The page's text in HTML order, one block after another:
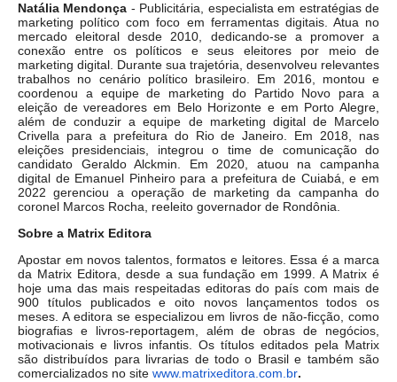
Natália Mendonça - Publicitária, especialista em estratégias de
marketing político com foco em ferramentas digitais. Atua no
mercado eleitoral desde 2010, dedicando-se a promover a
conexão entre os políticos e seus eleitores por meio de
marketing digital. Durante sua trajetória, desenvolveu relevantes
trabalhos no cenário político brasileiro. Em 2016, montou e
coordenou a equipe de marketing do Partido Novo para a
eleição de vereadores em Belo Horizonte e em Porto Alegre,
além de conduzir a equipe de marketing digital de Marcelo
Crivella para a prefeitura do Rio de Janeiro. Em 2018, nas
eleições presidenciais, integrou o time de comunicação do
candidato Geraldo Alckmin. Em 2020, atuou na campanha
digital de Emanuel Pinheiro para a prefeitura de Cuiabá, e em
2022 gerenciou a operação de marketing da campanha do
coronel Marcos Rocha, reeleito governador de Rondônia.
Sobre a Matrix Editora
Apostar em novos talentos, formatos e leitores. Essa é a marca
da Matrix Editora, desde a sua fundação em 1999. A Matrix é
hoje uma das mais respeitadas editoras do país com mais de
900 títulos publicados e oito novos lançamentos todos os
meses. A editora se especializou em livros de não-ficção, como
biografias e livros-reportagem, além de obras de negócios,
motivacionais e livros infantis. Os títulos editados pela Matrix
são distribuídos para livrarias de todo o Brasil e também são
comercializados no site www.matrixeditora.com.br.